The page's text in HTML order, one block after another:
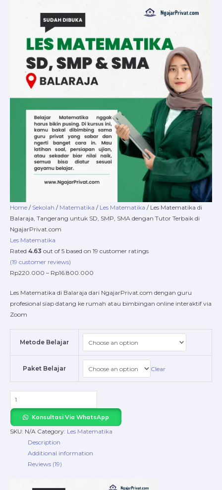
Home / Sekolah / Matematika / Les Matematika / Les Matematika di
Balaraja, Tangerang untuk SD, SMP, SMA dengan Tutor Terbaik di
NgajarPrivat.com
Les Matematika
Rated 4.63 out of 5 based on 19 customer ratings
(19 customer reviews)
Rp220.000 – Rp16.800.000
through
Rp16.800.000
Les Matematika di Balaraja dari NgajarPrivat.com dengan guru
profesional siap datang ke rumah atau bimbingan online interaktif via
Zoom
Metode Belajar
Paket Belajar Clear
Matematika
Balaraja,
Tangerang
untuk
NgajarPrivat.com
quantity
Konsultasi Via WhatsApp
SKU: N/A Category: Les Matematika
Description
Additional information
Reviews (19)